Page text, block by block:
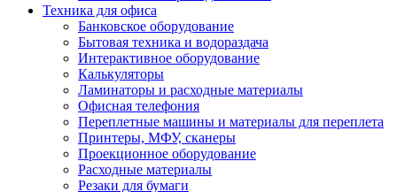
Техника для офиса
Банковское оборудование
Бытовая техника и водораздача
Интерактивное оборудование
Калькуляторы
Ламинаторы и расходные материалы
Офисная телефония
Переплетные машины и материалы для переплета
Принтеры, МФУ, сканеры
Проекционное оборудование
Расходные материалы
Резаки для бумаги